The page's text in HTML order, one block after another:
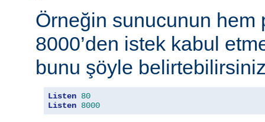
Örneğin sunucunun hem
8000’den istek kabul
bunu şöyle
Listen 80
Listen 8000